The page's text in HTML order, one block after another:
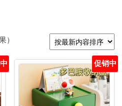
）
促销中